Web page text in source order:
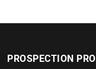
PROSPECTION PRO